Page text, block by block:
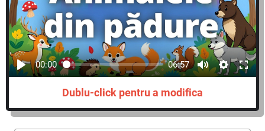
00:00 06:57
Dublu-click pentru a modifica